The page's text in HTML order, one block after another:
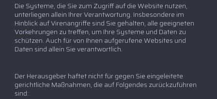
Die Systeme, die Sie zum Zugriff auf die Website nutzen,
unterliegen allein Ihrer Verantwortung. Insbesondere im
Hinblick auf Virenangriffe sind Sie gehalten, alle geeigneten
Vorkehrungen zu treffen, um Ihre Systeme und Daten zu
schützen. Auch für von Ihnen aufgerufene Websites und
Daten sind allein Sie verantwortlich.
Der Herausgeber haftet nicht für gegen Sie eingeleitete
gerichtliche Maßnahmen, die auf Folgendes zurückzuführen
sind: